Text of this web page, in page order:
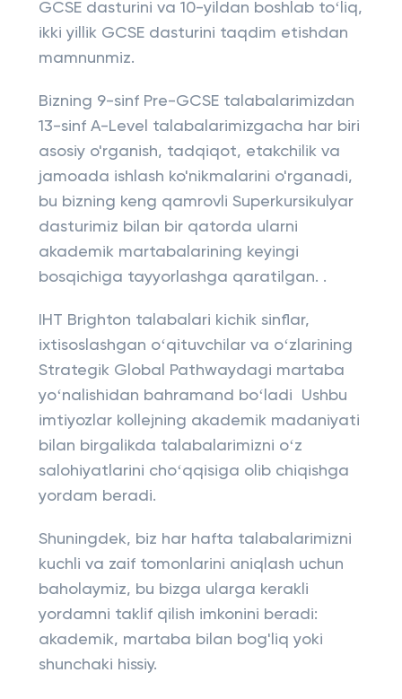
GCSE dasturini va 10-yildan boshlab toʻliq,
ikki yillik GCSE dasturini taqdim etishdan
mamnunmiz.
Bizning 9-sinf Pre-GCSE talabalarimizdan
13-sinf A-Level talabalarimizgacha har biri
asosiy o'rganish, tadqiqot, etakchilik va
jamoada ishlash ko'nikmalarini o'rganadi,
bu bizning keng qamrovli Superkursikulyar
dasturimiz bilan bir qatorda ularni
akademik martabalarining keyingi
bosqichiga tayyorlashga qaratilgan. .
IHT Brighton talabalari kichik sinflar,
ixtisoslashgan oʻqituvchilar va oʻzlarining
Strategik Global Pathwaydagi martaba
yoʻnalishidan bahramand boʻladi Ushbu
imtiyozlar kollejning akademik madaniyati
bilan birgalikda talabalarimizni oʻz
salohiyatlarini choʻqqisiga olib chiqishga
yordam beradi.
Shuningdek, biz har hafta talabalarimizni
kuchli va zaif tomonlarini aniqlash uchun
baholaymiz, bu bizga ularga kerakli
yordamni taklif qilish imkonini beradi:
akademik, martaba bilan bog'liq yoki
shunchaki hissiy.